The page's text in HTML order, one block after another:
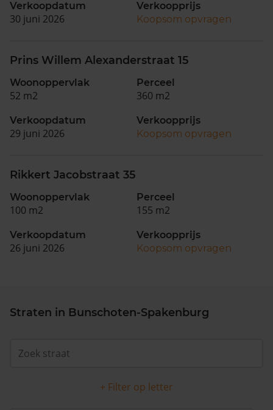
Verkoopdatum
30 juni 2026
Verkoopprijs
Koopsom opvragen
Prins Willem Alexanderstraat 15
Woonoppervlak
52 m2
Perceel
360 m2
Verkoopdatum
29 juni 2026
Verkoopprijs
Koopsom opvragen
Rikkert Jacobstraat 35
Woonoppervlak
100 m2
Perceel
155 m2
Verkoopdatum
26 juni 2026
Verkoopprijs
Koopsom opvragen
Straten in Bunschoten-Spakenburg
+ Filter op letter